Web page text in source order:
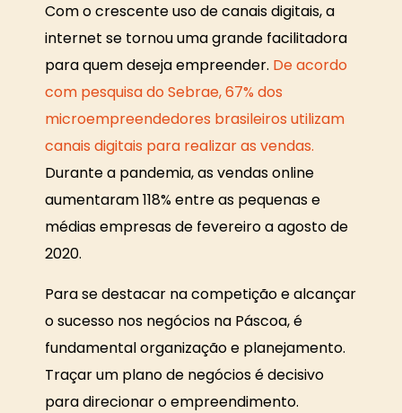
Com o crescente uso de canais digitais, a
internet se tornou uma grande facilitadora
para quem deseja empreender. De acordo
com pesquisa do Sebrae, 67% dos
microempreendedores brasileiros utilizam
canais digitais para realizar as vendas.
Durante a pandemia, as vendas online
aumentaram 118% entre as pequenas e
médias empresas de fevereiro a agosto de
2020.
Para se destacar na competição e alcançar
o sucesso nos negócios na Páscoa, é
fundamental organização e planejamento.
Traçar um plano de negócios é decisivo
para direcionar o empreendimento.